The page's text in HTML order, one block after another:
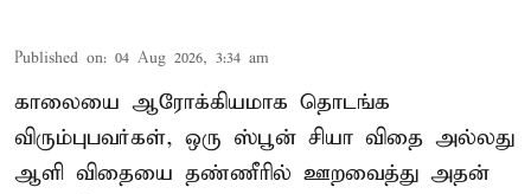
Published on: 04 Aug 2026, 3:34 am
காலையை ஆரோக்கியமாக தொடங்க
விரும்புபவர்கள், ஒரு ஸ்பூன் சியா விதை அல்லது
ஆளி விதையை தண்ணீரில் ஊறவைத்து அதன்